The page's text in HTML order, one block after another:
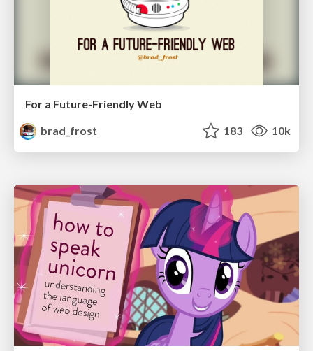
For a Future-Friendly Web
brad_frost
183 10k